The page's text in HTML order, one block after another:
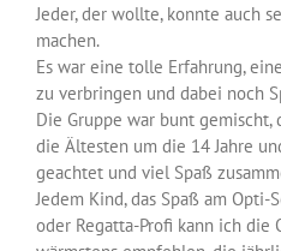
Jeder, der wollte, konnte auch
machen.
Es war eine tolle Erfahrung,
zu verbringen und dabei noch
Die Gruppe war bunt gemischt,
die Ältesten um die 14 Jahre
geachtet und viel Spaß
Jedem Kind, das Spaß am
oder Regatta-Profi kann ich die